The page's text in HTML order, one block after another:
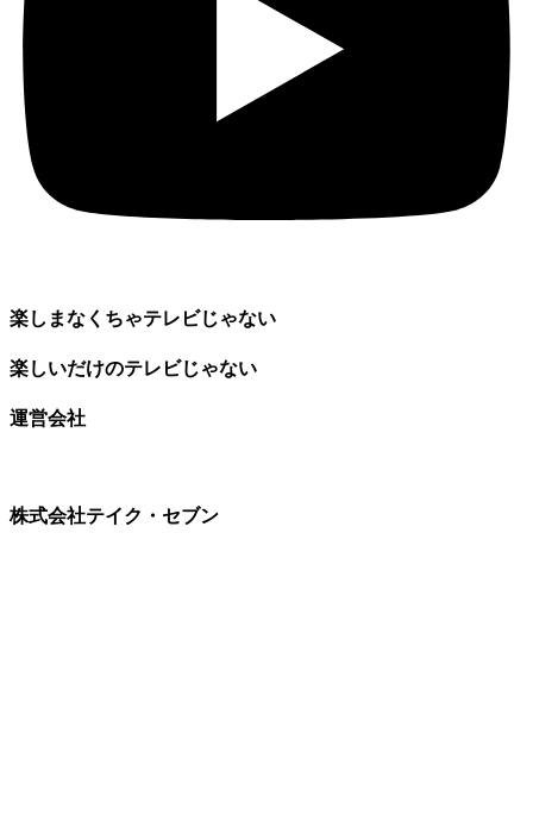
楽しまなくちゃテレビじゃない
楽しいだけのテレビじゃない
運営会社
株式会社テイク・セブン